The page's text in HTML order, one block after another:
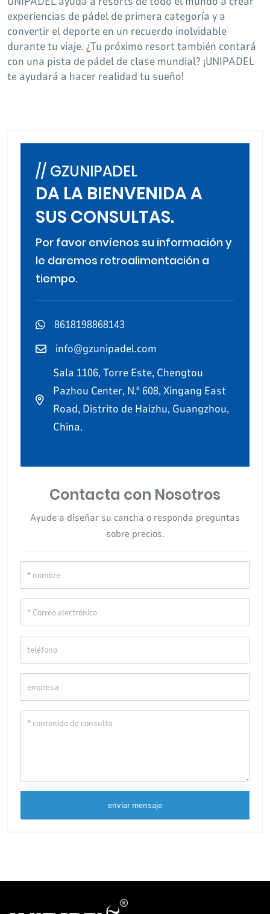
experiencias de pádel de primera categoría y a
convertir el deporte en un recuerdo inolvidable
durante tu viaje. ¿Tu próximo resort también contará
con una pista de pádel de clase mundial? ¡UNIPADEL
te ayudará a hacer realidad tu sueño!
// GZUNIPADEL
DA LA BIENVENIDA A
SUS CONSULTAS.
Por favor envíenos su información y
le daremos retroalimentación a
tiempo.
8618198868143
info@gzunipadel.com
Sala 1106, Torre Este, Chengtou
Pazhou Center, N.º 608, Xingang East
Road, Distrito de Haizhu, Guangzhou,
China.
Contacta con Nosotros
Ayude a diseñar su cancha o responda preguntas
sobre precios.
enviar mensaje